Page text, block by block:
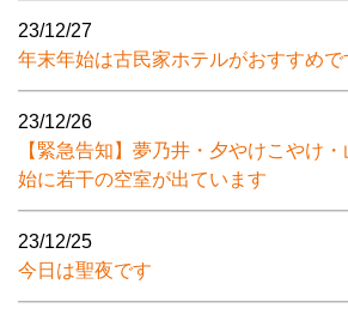
23/12/27
年末年始は古民家ホテルがおすすめで
23/12/26
【緊急告知】夢乃井・夕やけこやけ
始に若干の空室が出ています
23/12/25
今日は聖夜です